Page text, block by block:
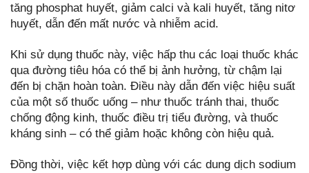
tăng phosphat huyết, giảm calci và kali huyết, tăng nitơ
huyết, dẫn đến mất nước và nhiễm acid.
Khi sử dụng thuốc này, việc hấp thu các loại thuốc khác
qua đường tiêu hóa có thể bị ảnh hưởng, từ chậm lại
đến bị chặn hoàn toàn. Điều này dẫn đến việc hiệu suất
của một số thuốc uống – như thuốc tránh thai, thuốc
chống động kinh, thuốc điều trị tiểu đường, và thuốc
kháng sinh – có thể giảm hoặc không còn hiệu quả.
Đồng thời, việc kết hợp dùng với các dung dịch sodium